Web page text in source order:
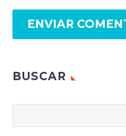
ENVIAR
BUSCAR